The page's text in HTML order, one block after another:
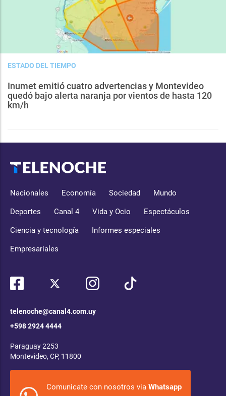
ESTADO DEL TIEMPO
Inumet emitió cuatro advertencias y Montevideo
quedó bajo alerta naranja por vientos de hasta 120
km/h
Nacionales Economía Sociedad Mundo
Deportes Canal 4 Vida y Ocio Espectáculos
Ciencia y tecnología Informes especiales
Empresariales
telenoche@canal4.com.uy
+598 2924 4444
Paraguay 2253
Montevideo, CP, 11800
Comunicate con nosotros via Whatsapp